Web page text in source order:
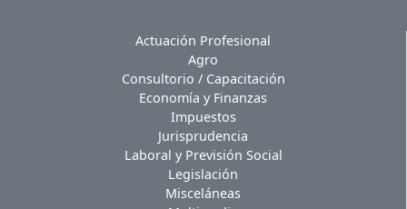
Actuación Profesional
Agro
Consultorio / Capacitación
Economía y Finanzas
Impuestos
Jurisprudencia
Laboral y Previsión Social
Legislación
Misceláneas